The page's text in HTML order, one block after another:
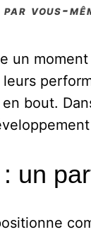
vous-
un
bout.
un